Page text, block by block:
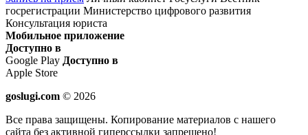
госрегистрации Министерство цифрового развития
Консультация юриста
Мобильное приложение
Доступно в
Google Play Доступно в
Apple Store
goslugi.com © 2026
Все права защищены. Копирование материалов с нашего
сайта без активной гиперссылки запрещено!